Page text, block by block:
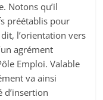
Notons qu’il
préétablis pour
dit, l’orientation vers
agrément
Emploi. Valable
va ainsi